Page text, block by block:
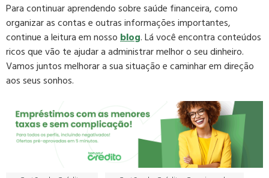
Para continuar aprendendo sobre saúde financeira, como
organizar as contas e outras informações importantes,
continue a leitura em nossoblog. Lá você encontra conteúdos
ricos que vão te ajudar a administrar melhor o seu dinheiro.
Vamos juntos melhorar a sua situação e caminhar em direção
aos seus sonhos.